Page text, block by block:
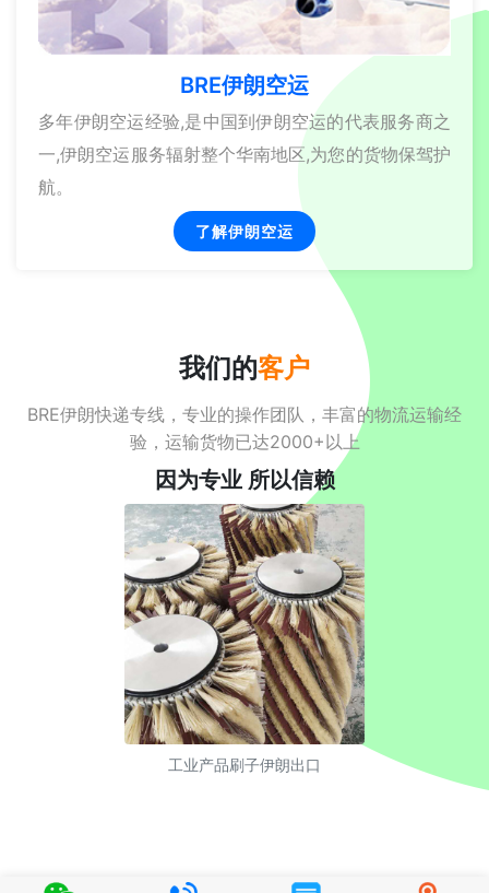
BRE伊朗空运
多年伊朗空运经验,是中国到伊朗空运的代表服务商之
一,伊朗空运服务辐射整个华南地区,为您的货物保驾护
航。
了解伊朗空运
我们的客户
BRE伊朗快递专线，专业的操作团队，丰富的物流运输经
验，运输货物已达2000+以上
因为专业 所以信赖
工业产品刷子伊朗出口